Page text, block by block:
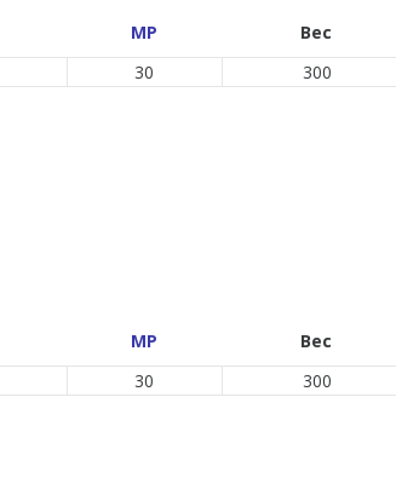
MP
Вес
30 300
MP
Вес
30 300